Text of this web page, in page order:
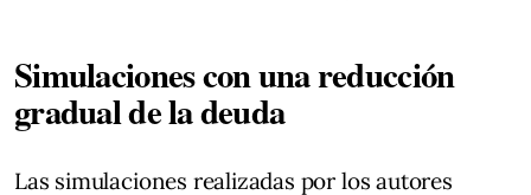
Simulaciones con una reducción
gradual de la deuda
Las simulaciones realizadas por los autores